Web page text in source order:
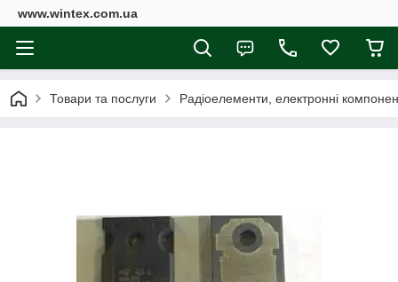
www.wintex.com.ua
Товари та послуги Радіоелементи, електронні